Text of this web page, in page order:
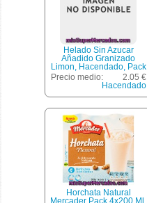
Helado Sin Azucar
Añadido Granizado
Limon, Hacendado, Pack
6 U - 1200 Cc
Precio medio:
2.05 €
Hacendado
Horchata Natural
Mercader Pack 4x200 Ml.